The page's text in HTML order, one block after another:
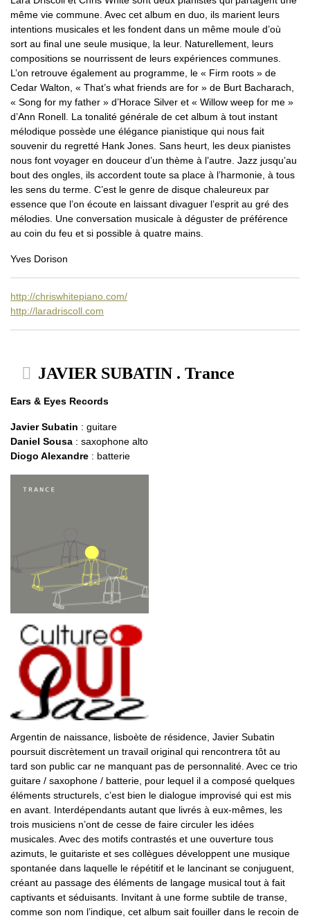
même vie commune. Avec cet album en duo, ils marient leurs
intentions musicales et les fondent dans un même moule d’où
sort au final une seule musique, la leur. Naturellement, leurs
compositions se nourrissent de leurs expériences communes.
L’on retrouve également au programme, le « Firm roots » de
Cedar Walton, « That’s what friends are for » de Burt Bacharach,
« Song for my father » d’Horace Silver et « Willow weep for me »
d’Ann Ronell. La tonalité générale de cet album à tout instant
mélodique possède une élégance pianistique qui nous fait
souvenir du regretté Hank Jones. Sans heurt, les deux pianistes
nous font voyager en douceur d’un thème à l’autre. Jazz jusqu’au
bout des ongles, ils accordent toute sa place à l’harmonie, à tous
les sens du terme. C’est le genre de disque chaleureux par
essence que l’on écoute en laissant divaguer l’esprit au gré des
mélodies. Une conversation musicale à déguster de préférence
au coin du feu et si possible à quatre mains.
Yves Dorison
http://chriswhitepiano.com/
http://laradriscoll.com
JAVIER SUBATIN . Trance
Ears & Eyes Records
Javier Subatin : guitare
Daniel Sousa : saxophone alto
Diogo Alexandre : batterie
Argentin de naissance, lisboète de résidence, Javier Subatin
poursuit discrètement un travail original qui rencontrera tôt au
tard son public car ne manquant pas de personnalité. Avec ce trio
guitare / saxophone / batterie, pour lequel il a composé quelques
éléments structurels, c’est bien le dialogue improvisé qui est mis
en avant. Interdépendants autant que livrés à eux-mêmes, les
trois musiciens n’ont de cesse de faire circuler les idées
musicales. Avec des motifs contrastés et une ouverture tous
azimuts, le guitariste et ses collègues développent une musique
spontanée dans laquelle le répétitif et le lancinant se conjuguent,
créant au passage des éléments de langage musical tout à fait
captivants et séduisants. Invitant à une forme subtile de transe,
comme son nom l’indique, cet album sait fouiller dans le recoin de